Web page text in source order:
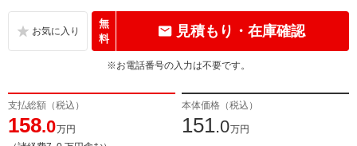
無
料
見積もり・在庫確認
※お電話番号の入力は不要です。
支払総額（税込）
158.0万円
本体価格（税込）
151.0万円